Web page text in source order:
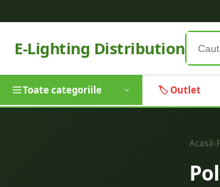
E-Lighting Distribution
Toate categoriile 🏷️ Outlet
Acasă›